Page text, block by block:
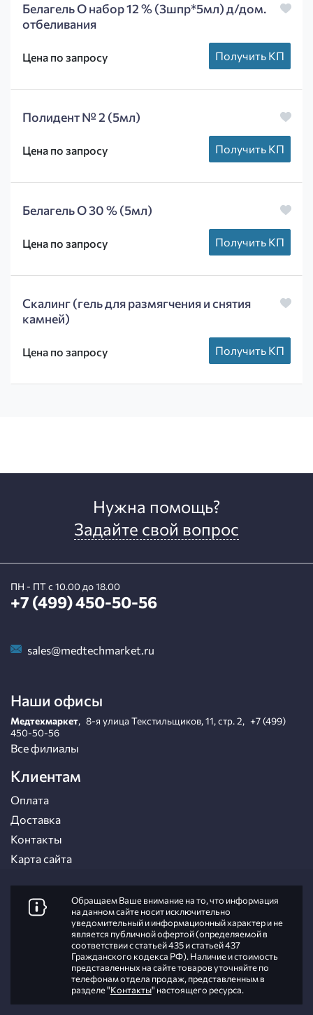
Белагель О набор 12 % (3шпр*5мл) д/дом.
отбеливания
Цена по запросу Получить КП
Полидент № 2 (5мл)
Цена по запросу Получить КП
Белагель О 30 % (5мл)
Цена по запросу Получить КП
Скалинг (гель для размягчения и снятия
камней)
Цена по запросу Получить КП
Нужна помощь?
Задайте свой вопрос
ПН - ПТ с 10.00 до 18.00
+7 (499) 450-50-56
sales@medtechmarket.ru
Наши офисы
Медтехмаркет, 8-я улица Текстильщиков, 11, стр. 2, +7 (499)
450-50-56
Все филиалы
Клиентам
Оплата
Доставка
Контакты
Карта сайта
Обращаем Ваше внимание на то, что информация
на данном сайте носит исключительно
уведомительный и информационный характер и не
является публичной офертой (определяемой в
соответствии с статьей 435 и статьей 437
Гражданского кодекса РФ). Наличие и стоимость
представленных на сайте товаров уточняйте по
телефонам отдела продаж, представленным в
разделе "Контакты" настоящего ресурса.